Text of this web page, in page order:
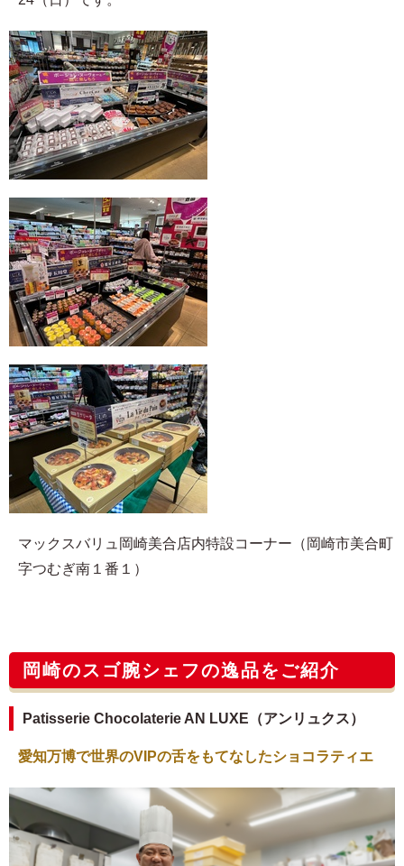
マックスバリュ岡崎美合店内特設コーナー（岡崎市美合町
字つむぎ南１番１）
岡崎のスゴ腕シェフの逸品をご紹介
Patisserie Chocolaterie AN LUXE（アンリュクス）
愛知万博で世界のVIPの舌をもてなしたショコラティエ